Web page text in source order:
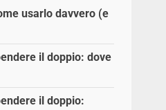
usarlo davvero (e
il doppio: dove
il doppio: